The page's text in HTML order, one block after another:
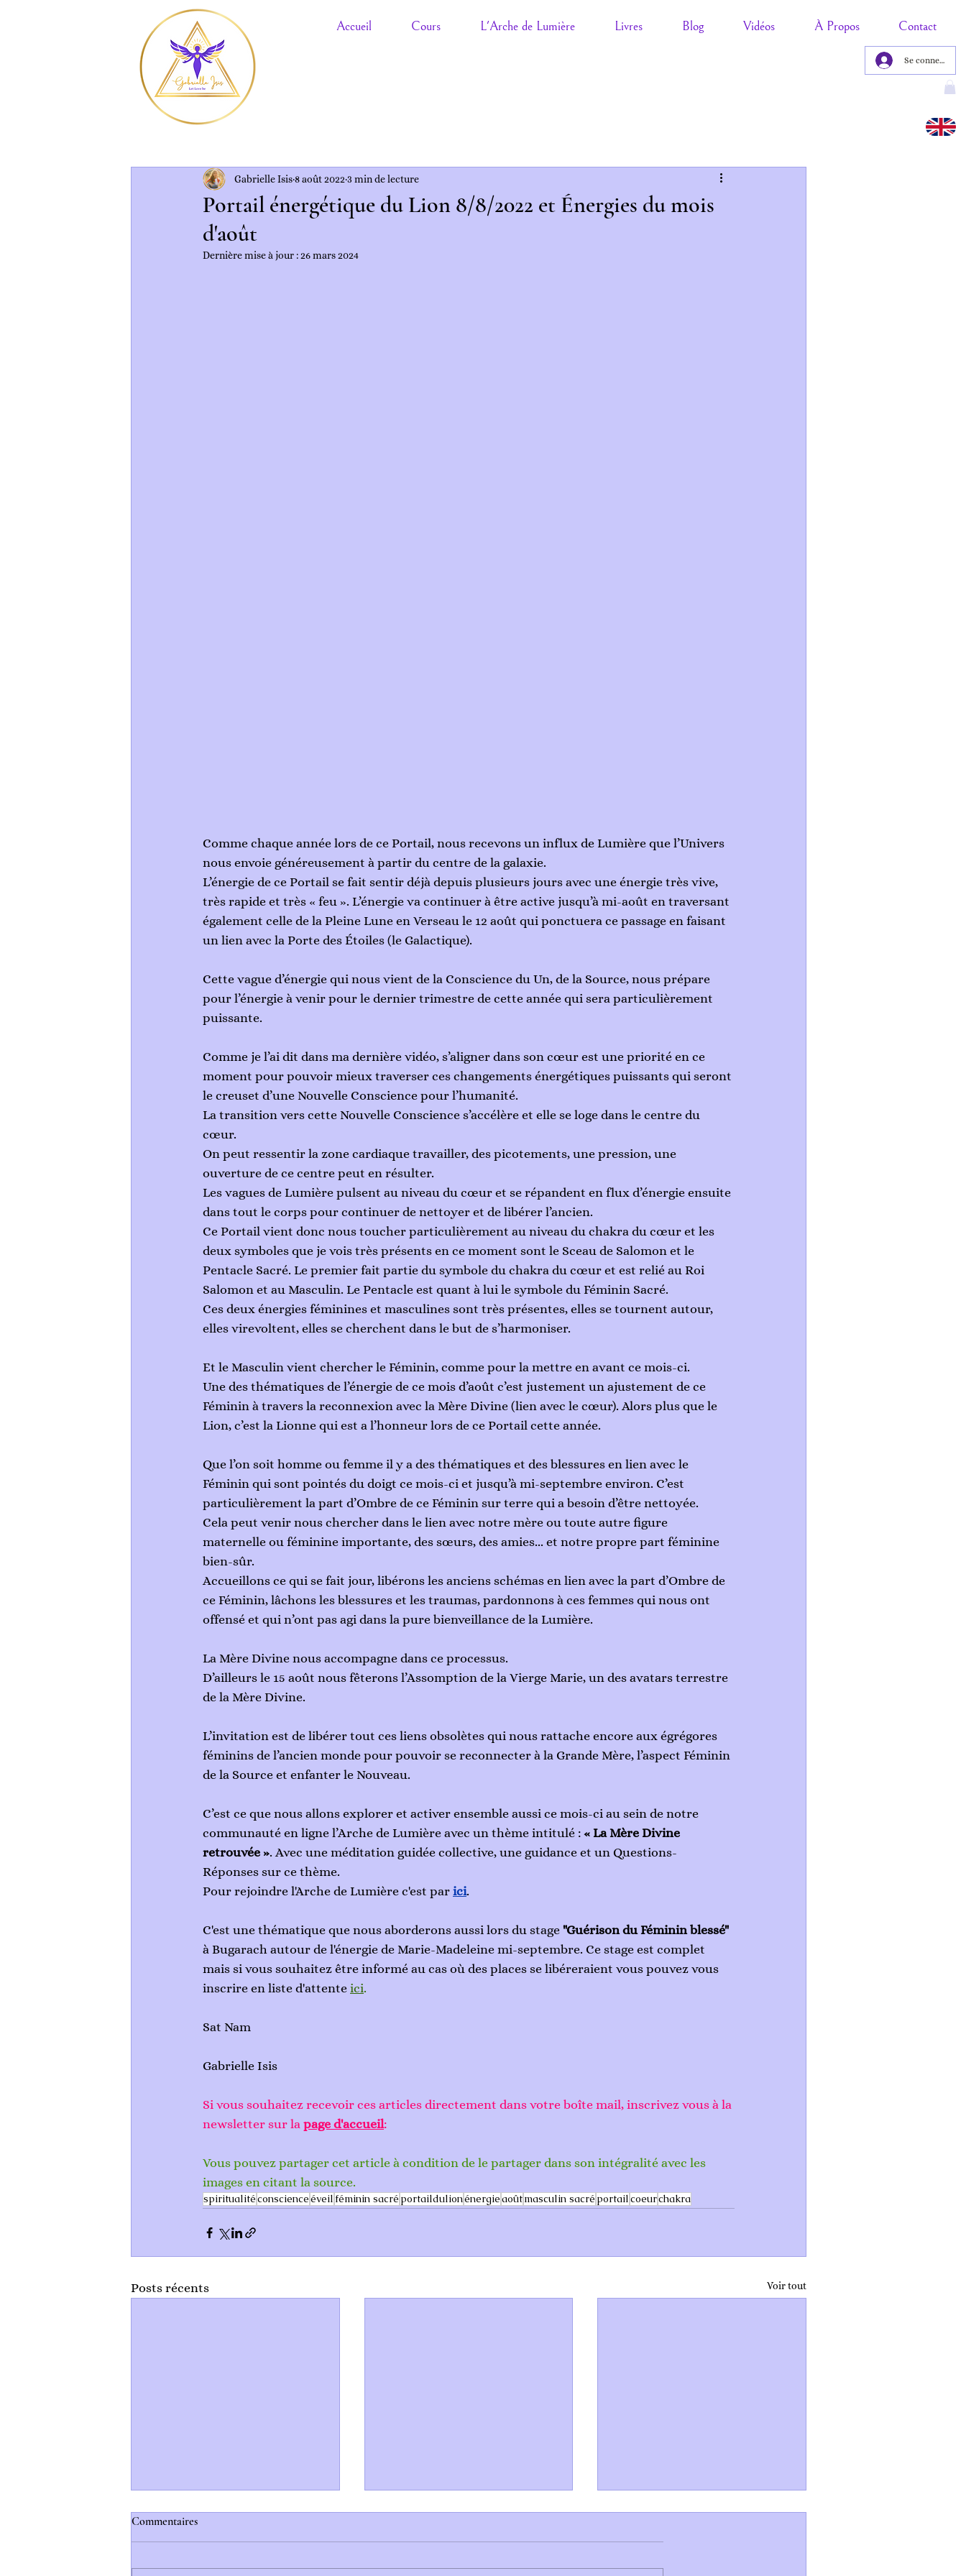
Accueil Cours L'Arche de Lumière Livres Blog Vidéos À Propos Contact
Portail énergétique du Lion 8/8/2022 et Énergies du mois
d'août
Gabrielle Isis8 août 2022 3 min de lecture
Dernière mise à jour : 26 mars 2024
Comme chaque année lors de ce Portail, nous recevons un influx de Lumière que l’Univers
nous envoie généreusement à partir du centre de la galaxie.
L’énergie de ce Portail se fait sentir déjà depuis plusieurs jours avec une énergie très vive,
très rapide et très « feu ». L’énergie va continuer à être active jusqu’à mi-août en traversant
également celle de la Pleine Lune en Verseau le 12 août qui ponctuera ce passage en faisant
un lien avec la Porte des Étoiles (le Galactique).
Cette vague d’énergie qui nous vient de la Conscience du Un, de la Source, nous prépare
pour l’énergie à venir pour le dernier trimestre de cette année qui sera particulièrement
puissante.
Comme je l’ai dit dans ma dernière vidéo, s’aligner dans son cœur est une priorité en ce
moment pour pouvoir mieux traverser ces changements énergétiques puissants qui seront
le creuset d’une Nouvelle Conscience pour l’humanité.
La transition vers cette Nouvelle Conscience s’accélère et elle se loge dans le centre du
cœur.
On peut ressentir la zone cardiaque travailler, des picotements, une pression, une
ouverture de ce centre peut en résulter.
Les vagues de Lumière pulsent au niveau du cœur et se répandent en flux d’énergie ensuite
dans tout le corps pour continuer de nettoyer et de libérer l’ancien.
Ce Portail vient donc nous toucher particulièrement au niveau du chakra du cœur et les
deux symboles que je vois très présents en ce moment sont le Sceau de Salomon et le
Pentacle Sacré. Le premier fait partie du symbole du chakra du cœur et est relié au Roi
Salomon et au Masculin. Le Pentacle est quant à lui le symbole du Féminin Sacré.
Ces deux énergies féminines et masculines sont très présentes, elles se tournent autour,
elles virevoltent, elles se cherchent dans le but de s’harmoniser.
Et le Masculin vient chercher le Féminin, comme pour la mettre en avant ce mois-ci.
Une des thématiques de l’énergie de ce mois d’août c’est justement un ajustement de ce
Féminin à travers la reconnexion avec la Mère Divine (lien avec le cœur). Alors plus que le
Lion, c’est la Lionne qui est a l’honneur lors de ce Portail cette année.
Que l’on soit homme ou femme il y a des thématiques et des blessures en lien avec le
Féminin qui sont pointés du doigt ce mois-ci et jusqu’à mi-septembre environ. C’est
particulièrement la part d’Ombre de ce Féminin sur terre qui a besoin d’être nettoyée.
Cela peut venir nous chercher dans le lien avec notre mère ou toute autre figure
maternelle ou féminine importante, des sœurs, des amies... et notre propre part féminine
bien-sûr.
Accueillons ce qui se fait jour, libérons les anciens schémas en lien avec la part d’Ombre de
ce Féminin, lâchons les blessures et les traumas, pardonnons à ces femmes qui nous ont
offensé et qui n’ont pas agi dans la pure bienveillance de la Lumière.
La Mère Divine nous accompagne dans ce processus.
D’ailleurs le 15 août nous fêterons l’Assomption de la Vierge Marie, un des avatars terrestre
de la Mère Divine.
L’invitation est de libérer tout ces liens obsolètes qui nous rattache encore aux égrégores
féminins de l’ancien monde pour pouvoir se reconnecter à la Grande Mère, l’aspect Féminin
de la Source et enfanter le Nouveau.
C’est ce que nous allons explorer et activer ensemble aussi ce mois-ci au sein de notre
communauté en ligne l’Arche de Lumière avec un thème intitulé : « La Mère Divine
retrouvée ». Avec une méditation guidée collective, une guidance et un Questions-
Réponses sur ce thème.
Pour rejoindre l'Arche de Lumière c'est par ici.
C'est une thématique que nous aborderons aussi lors du stage "Guérison du Féminin blessé"
à Bugarach autour de l'énergie de Marie-Madeleine mi-septembre. Ce stage est complet
mais si vous souhaitez être informé au cas où des places se libéreraient vous pouvez vous
inscrire en liste d'attente ici.
Sat Nam
Gabrielle Isis
Si vous souhaitez recevoir ces articles directement dans votre boîte mail, inscrivez vous à la
newsletter sur la page d'accueil:
Vous pouvez partager cet article à condition de le partager dans son intégralité avec les
images en citant la source.
spiritualitéconscienceéveil féminin sacré portaildulionénergieaoûtmasculin sacré portailcoeurchakra
Posts récents Voir tout
Commentaires
Se connecter